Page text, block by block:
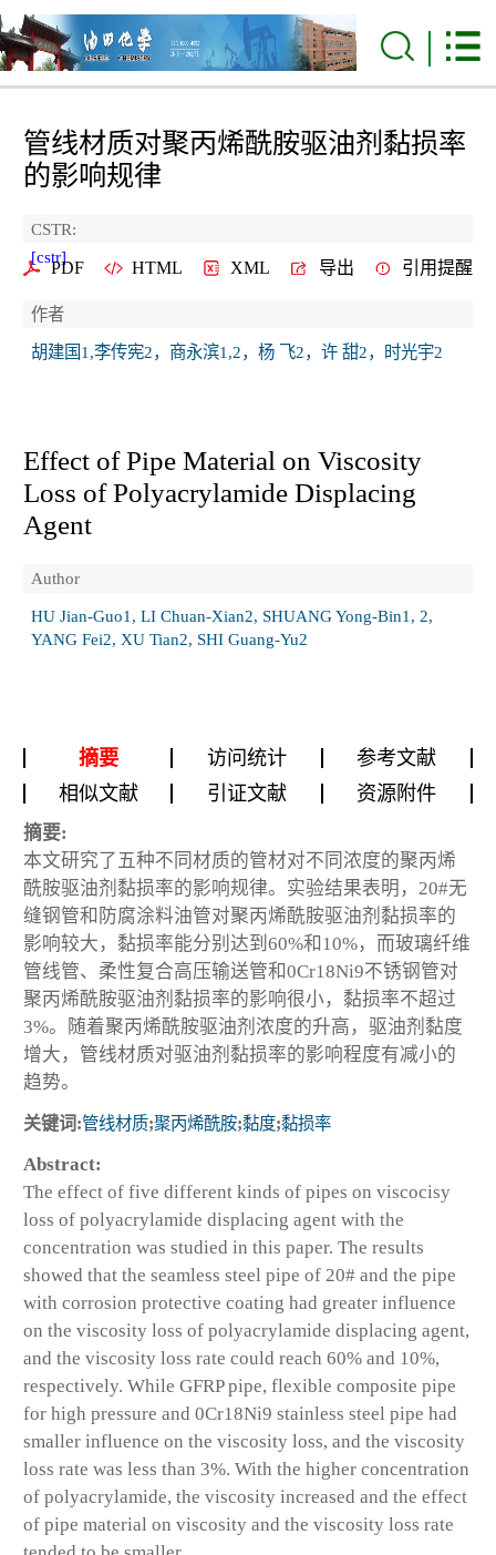
管线材质对聚丙烯酰胺驱油剂黏损率
的影响规律
CSTR:
[cstr]
PDF HTML XML 导出 引用提醒
作者
胡建国1,李传宪2，商永滨1,2，杨 飞2，许 甜2，时光宇2
Effect of Pipe Material on Viscosity
Loss of Polyacrylamide Displacing
Agent
Author
HU Jian-Guo1, LI Chuan-Xian2, SHUANG Yong-Bin1, 2,
YANG Fei2, XU Tian2, SHI Guang-Yu2
摘要 访问统计
参考文献
相似文献
引证文献 资源附件
摘要:
本文研究了五种不同材质的管材对不同浓度的聚丙烯
酰胺驱油剂黏损率的影响规律。实验结果表明，20#无
缝钢管和防腐涂料油管对聚丙烯酰胺驱油剂黏损率的
影响较大，黏损率能分别达到60%和10%，而玻璃纤维
管线管、柔性复合高压输送管和0Cr18Ni9不锈钢管对
聚丙烯酰胺驱油剂黏损率的影响很小，黏损率不超过
3%。随着聚丙烯酰胺驱油剂浓度的升高，驱油剂黏度
增大，管线材质对驱油剂黏损率的影响程度有减小的
趋势。
关键词:管线材质;聚丙烯酰胺;黏度;黏损率
Abstract:
The effect of five different kinds of pipes on viscocisy
loss of polyacrylamide displacing agent with the
concentration was studied in this paper. The results
showed that the seamless steel pipe of 20# and the pipe
with corrosion protective coating had greater influence
on the viscosity loss of polyacrylamide displacing agent,
and the viscosity loss rate could reach 60% and 10%,
respectively. While GFRP pipe, flexible composite pipe
for high pressure and 0Cr18Ni9 stainless steel pipe had
smaller influence on the viscosity loss, and the viscosity
loss rate was less than 3%. With the higher concentration
of polyacrylamide, the viscosity increased and the effect
of pipe material on viscosity and the viscosity loss rate